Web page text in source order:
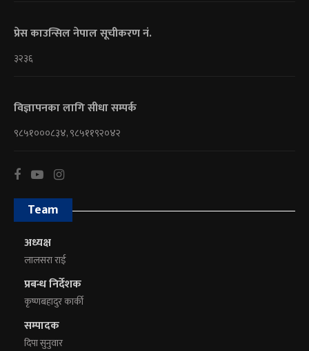
प्रेस काउन्सिल नेपाल सूचीकरण नं.
३२३६
विज्ञापनका लागि सीधा सम्पर्क
९८५१०००८३४, ९८५११९२०४२
Team
अध्यक्ष
लालसरा राई
प्रबन्ध निर्देशक
कृष्णबहादुर कार्की
सम्पादक
दिपा सुनुवार